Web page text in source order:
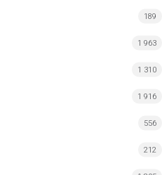
189
1 963
1 310
1 916
556
212